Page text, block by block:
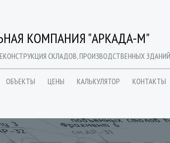
КОМПАНИЯ "АРКАДА-М"
СКЛАДОВ, ПРОИЗВОДСТВЕННЫХ
ОБЪЕКТЫ ЦЕНЫ КАЛЬКУЛЯТОР КОНТАКТЫ